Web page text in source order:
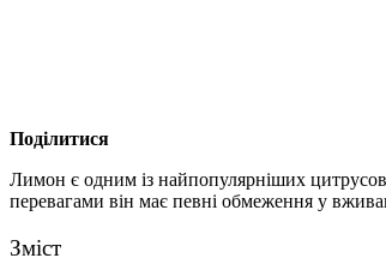
Поділитися
Лимон є одним із найпопулярніших
перевагами він має певні обмеження у
Зміст